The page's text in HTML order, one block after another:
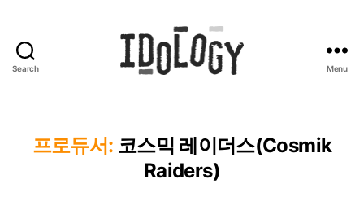
Search Menu
프로듀서: 코스믹 레이더스(Cosmik
Raiders)